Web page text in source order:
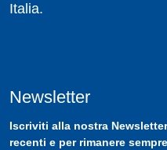
Italia.
Newsletter
Iscriviti alla nostra Newsletter
recenti e per rimanere